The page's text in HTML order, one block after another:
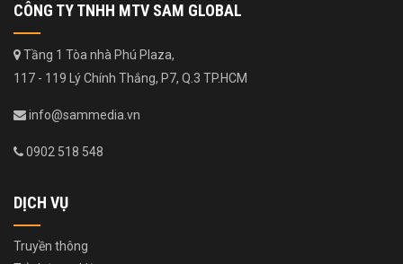
CÔNG TY TNHH MTV SAM GLOBAL
Tầng 1 Tòa nhà Phú Plaza,
117 - 119 Lý Chính Thắng, P7, Q.3 TP.HCM
info@sammedia.vn
0902 518 548
DỊCH VỤ
Truyền thông